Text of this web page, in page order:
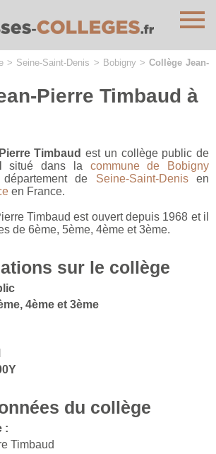
> Seine-Saint-Denis > Bobigny > Collège Jean-
Pierre Timbaud à
Timbaud est un collège public de
situé dans la commune de Bobigny
de Seine-Saint-Denisen
en France.
Timbaud est ouvert depuis 1968 et il
de 6ème, 5ème, 4ème et 3ème.
sur le collège
4ème et 3ème
du collège
:
Timbaud